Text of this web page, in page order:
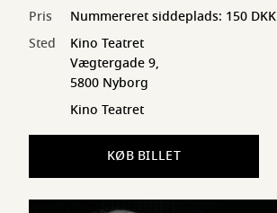
Pris
Nummereret siddeplads: 150 DKK
Sted
Kino Teatret
Vægtergade 9,
5800 Nyborg
Kino Teatret
KØB BILLET